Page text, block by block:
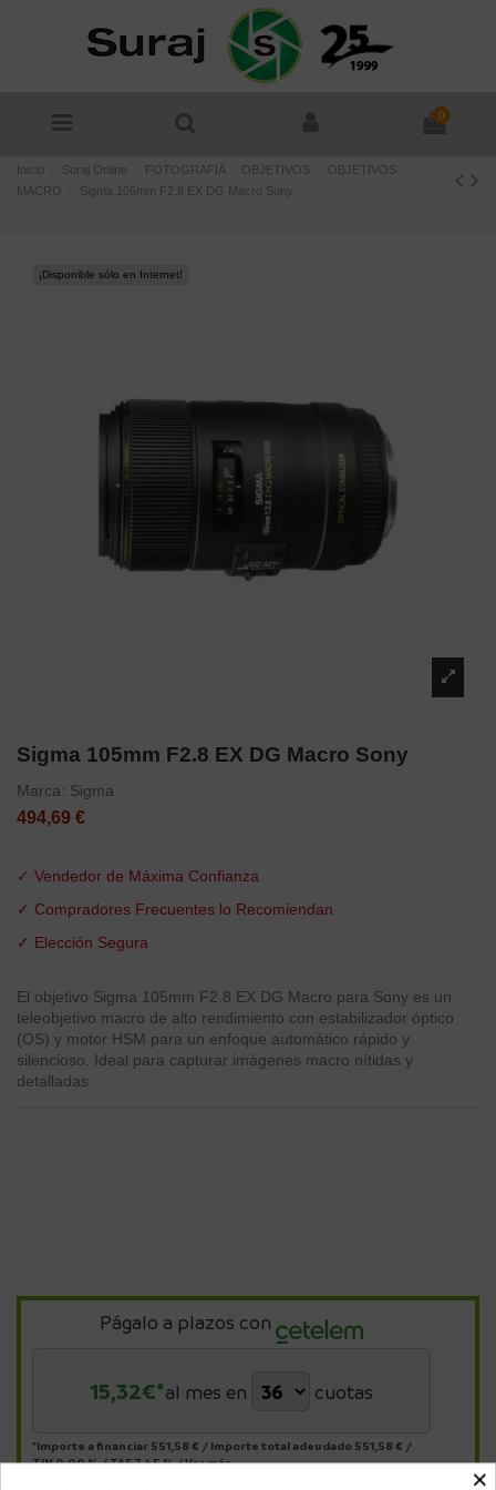
0
Inicio Suraj Online FOTOGRAFIA OBJETIVOS
OBJETIVOS
MACRO
Sigma 105mm F2.8 EX DG Macro Sony
¡Disponible sólo en Internet!
Sigma 105mm F2.8 EX DG Macro Sony
Marca: Sigma
494,69 €
✓ Vendedor de Máxima Confianza
✓ Compradores Frecuentes lo Recomiendan
✓ Elección Segura
El objetivo Sigma 105mm F2.8 EX DG Macro para Sony es un
teleobjetivo macro de alto rendimiento con estabilizador óptico
(OS) y motor HSM para un enfoque automático rápido y
silencioso. Ideal para capturar imágenes macro nítidas y
detalladas.
Págalo a plazos con
15,32€*al mes en cuotas
*Importe a financiar 551,58 € / Importe total adeudado 551,58 € /
TIN0,00 %/TAE7,45 %/Ver más
×